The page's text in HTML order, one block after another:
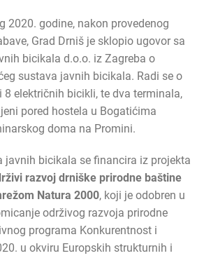
2020. godine, nakon provedenog
Grad Drniš je sklopio ugovor sa
bicikala d.o.o. iz Zagreba o
sustava javnih bicikala. Radi se o
8 električnih bicikli, te dva terminala,
pored hostela u Bogatićima
doma na Promini.
javnih bicikala se financira iz projekta
razvoj drniške prirodne baštine
Natura 2000, koji je odobren u
održivog razvoja prirodne
programa Konkurentnost i
u okviru Europskih strukturnih i